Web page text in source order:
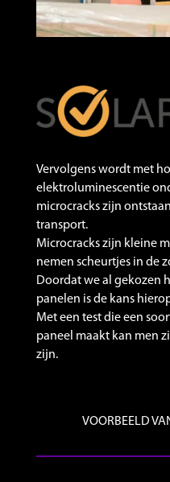
Vervolgens wordt met
elektroluminescentie
microcracks zijn
transport.
Microcracks zijn kleine
nemen scheurtjes in de
Doordat we al gekozen
panelen is de kans
Met een test die een
paneel maakt kan men
zijn.
VOORBEELD